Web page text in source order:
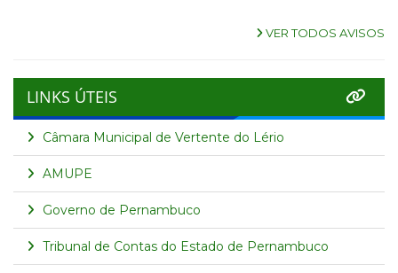
VER TODOS AVISOS
LINKS ÚTEIS
Câmara Municipal de Vertente do Lério
AMUPE
Governo de Pernambuco
Tribunal de Contas do Estado de Pernambuco